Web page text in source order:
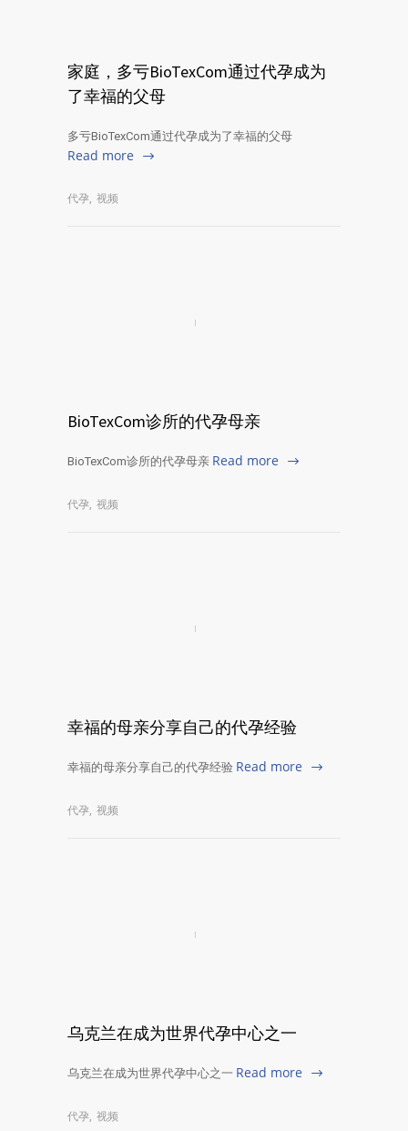
家庭，多亏BioTexCom通过代孕成为
了幸福的父母
多亏BioTexCom通过代孕成为了幸福的父母
Read more
代孕 视频
BioTexCom诊所的代孕母亲
BioTexCom诊所的代孕母亲 Read more
代孕 视频
幸福的母亲分享自己的代孕经验
幸福的母亲分享自己的代孕经验 Read more
代孕 视频
乌克兰在成为世界代孕中心之一
乌克兰在成为世界代孕中心之一 Read more
代孕 视频